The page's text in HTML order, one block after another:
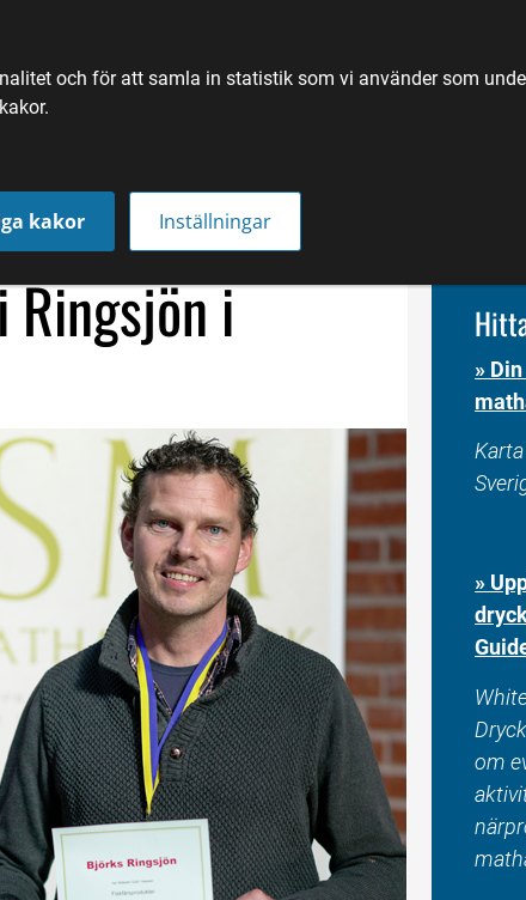
och för att samla in statistik som vi använder som
kakor Inställningar
Ringsjön i
»
»
om